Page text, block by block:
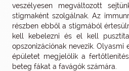
veszélyesen megváltozott
stigmaként szolgálnak. Az
részben ebből a stigmából
kell kebelezni és el kell
opszonizációnak nevezik.
épületet megjelölik a
beteg fákat a favágók számára.